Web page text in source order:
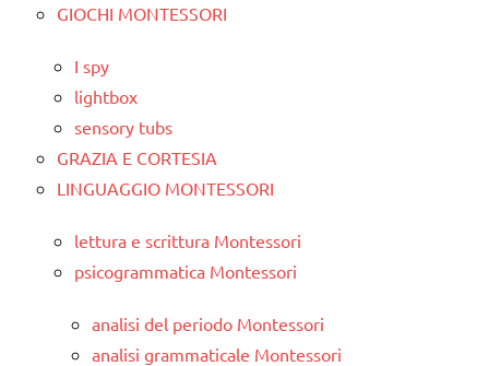
GIOCHI MONTESSORI
I spy
lightbox
sensory tubs
GRAZIA E CORTESIA
LINGUAGGIO MONTESSORI
lettura e scrittura Montessori
psicogrammatica Montessori
analisi del periodo Montessori
analisi grammaticale Montessori